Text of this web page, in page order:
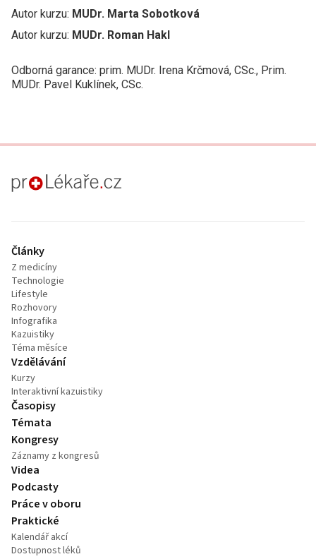
Autor kurzu: MUDr. Marta Sobotková
Autor kurzu: MUDr. Roman Hakl
Odborná garance: prim. MUDr. Irena Krčmová, CSc., Prim.
MUDr. Pavel Kuklínek, CSc.
proLékaře.cz
Články
Z medicíny
Technologie
Lifestyle
Rozhovory
Infografika
Kazuistiky
Téma měsíce
Vzdělávání
Kurzy
Interaktivní kazuistiky
Časopisy
Témata
Kongresy
Záznamy z kongresů
Videa
Podcasty
Práce v oboru
Praktické
Kalendář akcí
Dostupnost léků